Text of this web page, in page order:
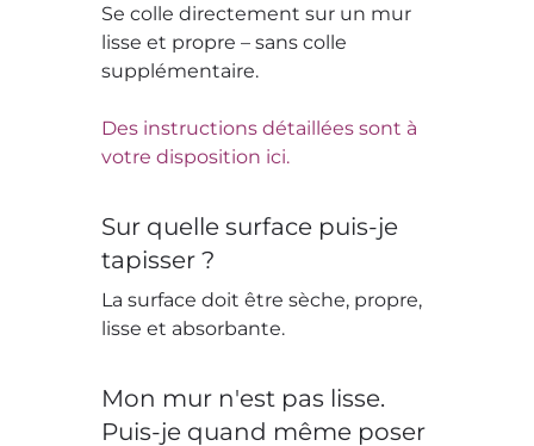
Se colle directement sur un mur
lisse et propre – sans colle
supplémentaire.
Des instructions détaillées sont à
votre disposition ici.
Sur quelle surface puis-je
tapisser ?
La surface doit être sèche, propre,
lisse et absorbante.
Mon mur n'est pas lisse.
Puis-je quand même poser